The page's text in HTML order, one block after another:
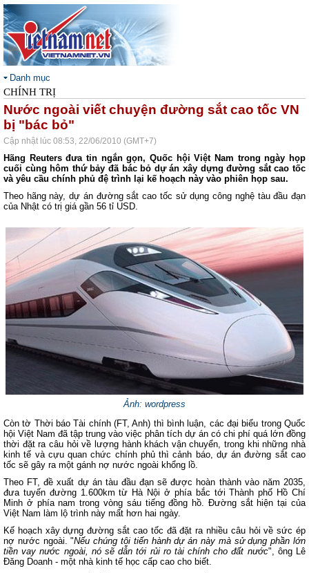
Danh mục
CHÍNH TRỊ
Nước ngoài viết chuyện đường sắt cao tốc VN
bị "bác bỏ"
Cập nhật lúc 08:53, 22/06/2010 (GMT+7)
Hãng Reuters đưa tin ngắn gọn, Quốc hội Việt Nam trong ngày họp
cuối cùng hôm thứ bảy đã bác bỏ dự án xây dựng đường sắt cao tốc
và yêu cầu chính phủ đệ trình lại kế hoạch này vào phiên họp sau.
Theo hãng này, dự án đường sắt cao tốc sử dụng công nghệ tàu đầu đạn
của Nhật có trị giá gần 56 tỉ USD.
Ảnh: wordpress
Còn tờ Thời báo Tài chính (FT, Anh) thì bình luận, các đại biểu trong Quốc
hội Việt Nam đã tập trung vào việc phân tích dự án có chi phí quá lớn đồng
thời đặt ra câu hỏi về lượng hành khách vận chuyển, trong khi những nhà
kinh tế và cựu quan chức chính phủ thì cảnh báo, dự án đường sắt cao
tốc sẽ gây ra một gánh nợ nước ngoài khổng lồ.
Theo FT, đề xuất dự án tàu đầu đạn sẽ được hoàn thành vào năm 2035,
đưa tuyến đường 1.600km từ Hà Nội ở phía bắc tới Thành phố Hồ Chí
Minh ở phía nam trong vòng sáu tiếng đồng hồ. Đường sắt hiện tại của
Việt Nam làm lộ trình này mất hơn hai ngày.
Kế hoạch xây dựng đường sắt cao tốc đã đặt ra nhiều câu hỏi về sức ép
nợ nước ngoài. "Nếu chúng tôi tiến hành dự án này mà sử dụng phần lớn
tiền vay nước ngoài, nó sẽ dẫn tới rủi ro tài chính cho đất nước", ông Lê
Đăng Doanh - một nhà kinh tế học cấp cao cho biết.